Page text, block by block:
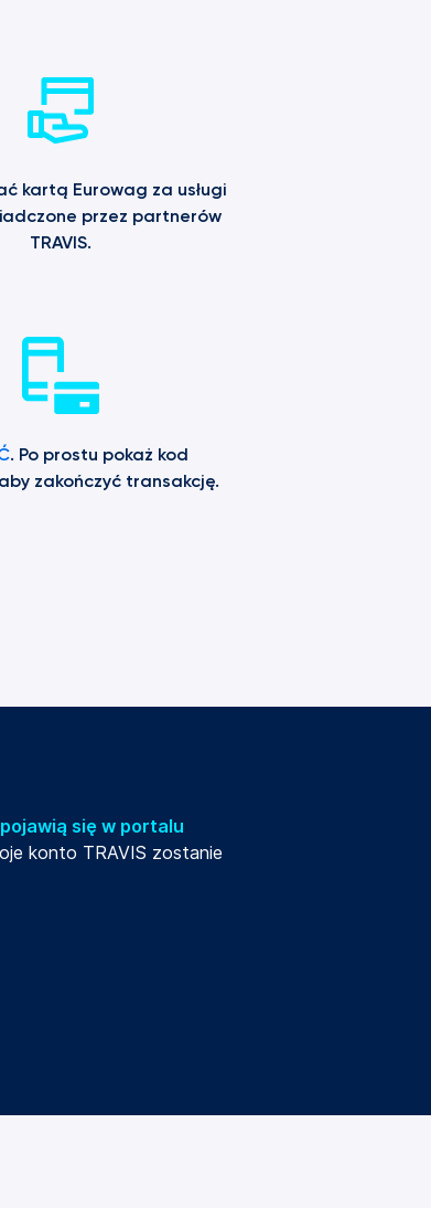
kartą Eurowag za usługi
przez partnerów
TRAVIS.
. Po prostu pokaż kod
zakończyć transakcję.
się w portalu
konto TRAVIS zostanie